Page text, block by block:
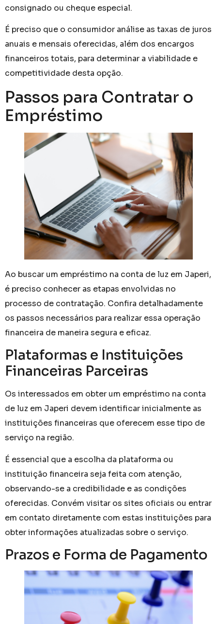
consignado ou cheque especial.
É preciso que o consumidor análise as taxas de juros
anuais e mensais oferecidas, além dos encargos
financeiros totais, para determinar a viabilidade e
competitividade desta opção.
Passos para Contratar o
Empréstimo
Ao buscar um empréstimo na conta de luz em Japeri,
é preciso conhecer as etapas envolvidas no
processo de contratação. Confira detalhadamente
os passos necessários para realizar essa operação
financeira de maneira segura e eficaz.
Plataformas e Instituições
Financeiras Parceiras
Os interessados em obter um empréstimo na conta
de luz em Japeri devem identificar inicialmente as
instituições financeiras que oferecem esse tipo de
serviço na região.
É essencial que a escolha da plataforma ou
instituição financeira seja feita com atenção,
observando-se a credibilidade e as condições
oferecidas. Convém visitar os sites oficiais ou entrar
em contato diretamente com estas instituições para
obter informações atualizadas sobre o serviço.
Prazos e Forma de Pagamento